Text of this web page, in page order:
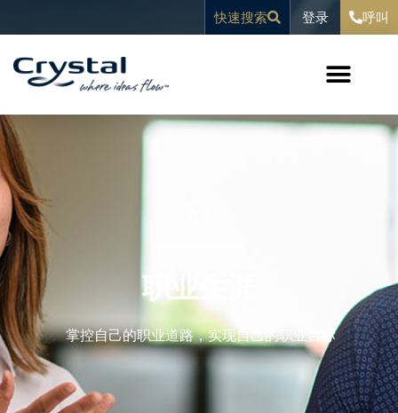
快速搜索 登录 呼叫
职业生涯
掌控自己的职业道路，实现自己的职业目标